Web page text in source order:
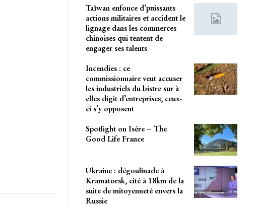
Taïwan enfonce d’puissants
actions militaires et accident le
lignage dans les commerces
chinoises qui tentent de
engager ses talents
Incendies : ce
commissionnaire veut accuser
les industriels du bistre sur à
elles digit d’entreprises, ceux-
ci s’y opposent
Spotlight on Isère – The
Good Life France
Ukraine : dégoulinade à
Kramatorsk, cité à 18km de la
suite de mitoyenneté envers la
Russie